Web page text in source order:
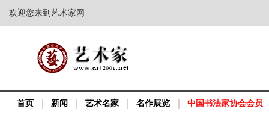
欢迎您来到艺术家网
首页 新闻 艺术名家 名作展览 中国书法家协会会员